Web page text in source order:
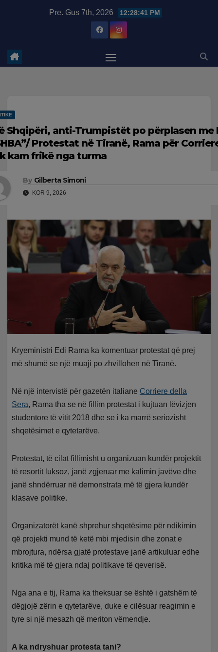
Pre. Gus 7th, 2026 12:28:43 PM
Shqipëri, anti-Trumpistët po përplasen
Protestat në Tiranë, Rama për
kam frikë nga turma
By Gilberta Simoni
KOR 9, 2026
Kryeministri Edi Rama ka komentuar protestat që prej
më shumë se një muaji po zhvillohen në Tiranë.
Në një intervistë për gazetën italiane Corriere della
Sera, Rama tha se në fillim protestat i kujtuan lëvizjen
studentore të vitit 2018 dhe se i ka marrë seriozisht
shqetësimet e qytetarëve.
Protestat, të cilat fillimisht u organizuan kundër projektit
të resortit luksoz, janë zgjeruar me kalimin javëve dhe
janë shndërruar në demonstrata më të gjera kundër
klasave politike.
Organizatorët kanë shprehur shqetësime për ndikimin
që projekti mund të ketë mbi mjedisin dhe zonat e
mbrojtura, ndërsa gjatë protestave janë artikuluar edhe
kritika më të gjera ndaj politikave të qeverisë.
Nga ana e tij, Rama ka theksuar se është i gatshëm të
dëgjojë zërin e qytetarëve, duke e cilësuar reagimin e
tyre si një mesazh që meriton vëmendje.
A ka ndryshuar protesta tani?